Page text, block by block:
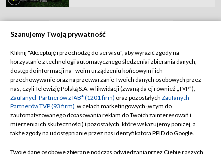
Abonament TVP
Sklep TVP
Biuro Reklamy
Oferta Handlowa
Telegazeta ogłoszenia
Regulamin TVP
Polityka prywatności
Moje zgody
Biuro reklamy
Kontakt
Szanujemy Twoją prywatność
Kliknij "Akceptuję i przechodzę do serwisu", aby wyrazić zgody na
korzystanie z technologii automatycznego śledzenia i zbierania danych,
dostęp do informacji na Twoim urządzeniu końcowym i ich
przechowywanie oraz na przetwarzanie Twoich danych osobowych przez
nas, czyli Telewizję Polską S.A. w likwidacji (zwaną dalej również „TVP”),
Zaufanych Partnerów z IAB* (1201 firm) oraz pozostałych Zaufanych
Partnerów TVP (93 firm), w celach marketingowych (w tym do
zautomatyzowanego dopasowania reklam do Twoich zainteresowań i
mierzenia ich skuteczności) i pozostałych, które wskazujemy poniżej, a
także zgody na udostępnianie przez nas identyfikatora PPID do Google.
Twoje dane osobowe zbierane podczas odwiedzania przez Ciebie naszych